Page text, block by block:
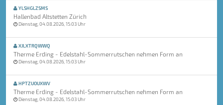
YLSHGLZSMS
Hallenbad Altstetten Zürich
Dienstag, 04.08.2026, 15:03 Uhr
XJLXTRQWWQ
Therme Erding - Edelstahl-Sommerrutschen nehmen Form an
Dienstag, 04.08.2026, 15:03 Uhr
HPTZUOUXWV
Therme Erding - Edelstahl-Sommerrutschen nehmen Form an
Dienstag, 04.08.2026, 15:03 Uhr